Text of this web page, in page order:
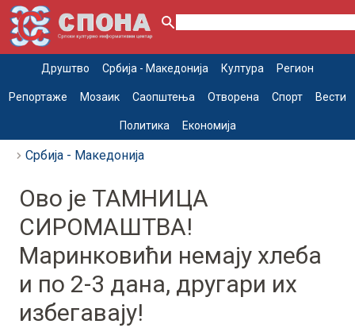
Друштво Србија - Македонија Култура Регион
Репортаже Мозаик Саопштења Отворена Спорт Вести
Политика Економија
Србија - Македонија
Ово је ТАМНИЦА
СИРОМАШТВА!
Маринковићи немају хлеба
и по 2-3 дана, другари их
избегавају!